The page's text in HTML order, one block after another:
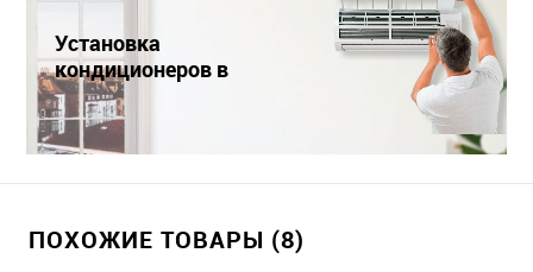
Установка
кондиционеров в
Краснодаре
ПОХОЖИЕ ТОВАРЫ (8)